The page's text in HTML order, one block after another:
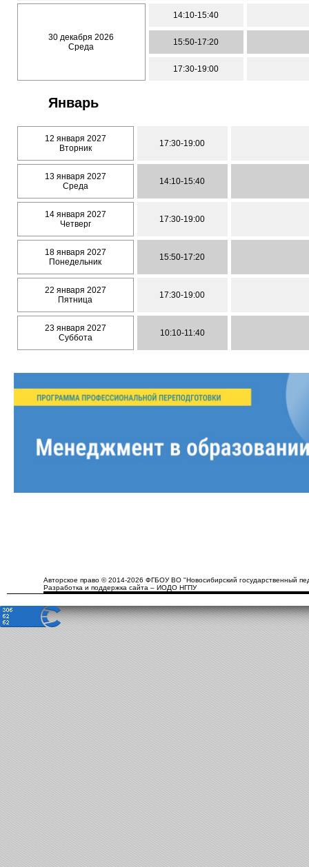
30 декабря 2026
Среда
14:10-15:40
15:50-17:20
17:30-19:00
Январь
12 января 2027
Вторник
17:30-19:00
13 января 2027
Среда
14:10-15:40
14 января 2027
Четверг
17:30-19:00
18 января 2027
Понедельник
15:50-17:20
22 января 2027
Пятница
17:30-19:00
23 января 2027
Суббота
10:10-11:40
Авторское право © 2014-2026 ФГБОУ ВО "Новосибирский государственный
Разработка и поддержка сайта – ИОДО НГПУ